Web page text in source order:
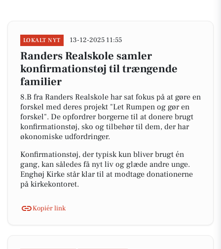
LOKALT NYT 13-12-2025 11:55
Randers Realskole samler
konfirmationstøj til trængende
familier
8.B fra Randers Realskole har sat fokus på at gøre en
forskel med deres projekt "Let Rumpen og gør en
forskel". De opfordrer borgerne til at donere brugt
konfirmationstøj, sko og tilbehør til dem, der har
økonomiske udfordringer.
Konfirmationstøj, der typisk kun bliver brugt én
gang, kan således få nyt liv og glæde andre unge.
Enghøj Kirke står klar til at modtage donationerne
på kirkekontoret.
Kopiér link